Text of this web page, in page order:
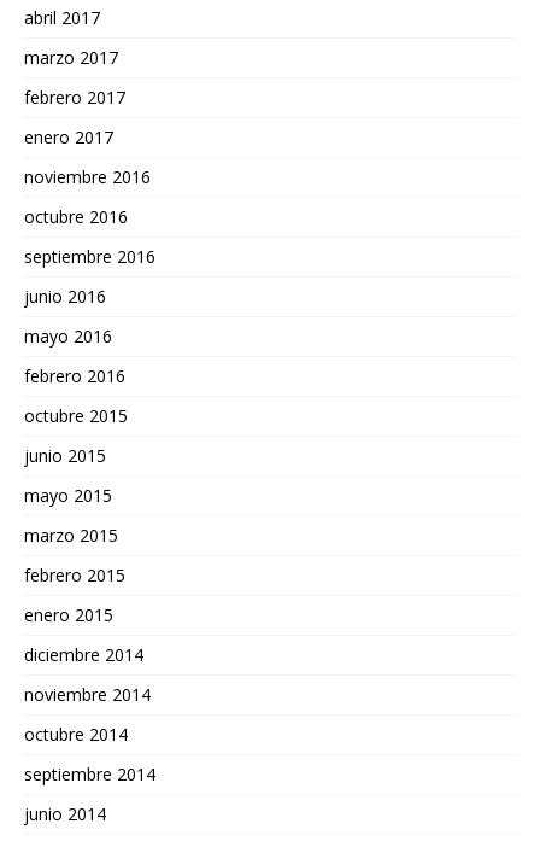
abril 2017
marzo 2017
febrero 2017
enero 2017
noviembre 2016
octubre 2016
septiembre 2016
junio 2016
mayo 2016
febrero 2016
octubre 2015
junio 2015
mayo 2015
marzo 2015
febrero 2015
enero 2015
diciembre 2014
noviembre 2014
octubre 2014
septiembre 2014
junio 2014